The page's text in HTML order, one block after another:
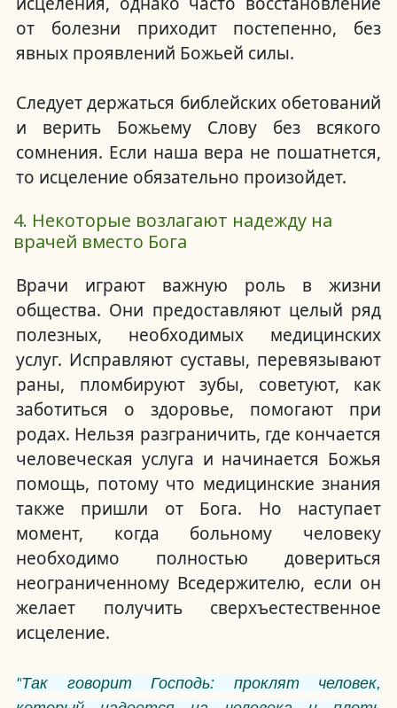
от болезни приходит постепенно, без
явных проявлений Божьей силы.
Следует держаться библейских обетований
и верить Божьему Слову без всякого
сомнения. Если наша вера не пошатнется,
то исцеление обязательно произойдет.
4. Некоторые возлагают надежду на
врачей вместо Бога
Врачи играют важную роль в жизни
общества. Они предоставляют целый ряд
полезных, необходимых медицинских
услуг. Исправляют суставы, перевязывают
раны, пломбируют зубы, советуют, как
заботиться о здоровье, помогают при
родах. Нельзя разграничить, где кончается
человеческая услуга и начинается Божья
помощь, потому что медицинские знания
также пришли от Бога. Но наступает
момент, когда больному человеку
необходимо полностью довериться
неограниченному Вседержителю, если он
желает получить сверхъестественное
исцеление.
"Так говорит Господь: проклят человек,